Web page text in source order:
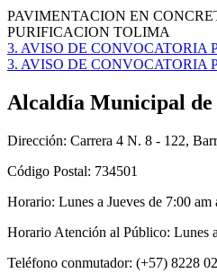
​PAVIMENTACION EN
PURIFICACION TOLIMA
3. AVISO DE CONVOCATORIA
3. AVISO DE CONVOCATORIA
Alcaldía Municipal
Dirección: Carrera 4 N. 8 - 122,
Código Postal: 734501
Horario: Lunes a Jueves de 7:00
Horario Atención al Público: Lunes
Teléfono conmutador: (+57) 8228